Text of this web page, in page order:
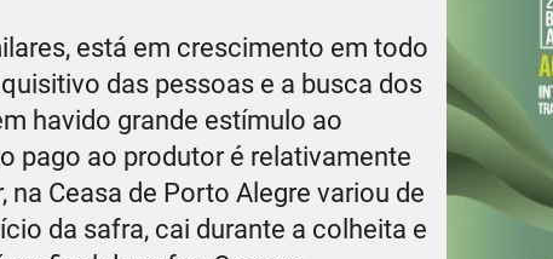
está em crescimento em todo
das pessoas e a busca dos
havido grande estímulo ao
pago ao produtor é relativamente
Ceasa de Porto Alegre variou de
da safra, cai durante a colheita e